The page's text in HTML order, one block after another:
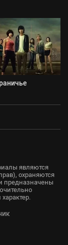
являются
охраняются
предназначены